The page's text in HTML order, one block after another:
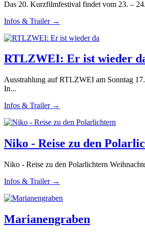
Das 20. Kurzfilmfestival findet vom 23. –
Infos & Trailer →
RTLZWEI: Er ist wieder
Ausstrahlung auf RTLZWEI am Sonntag
In...
Infos & Trailer →
Niko - Reise zu den
Niko - Reise zu den Polarlichtern
Infos & Trailer →
Marianengraben